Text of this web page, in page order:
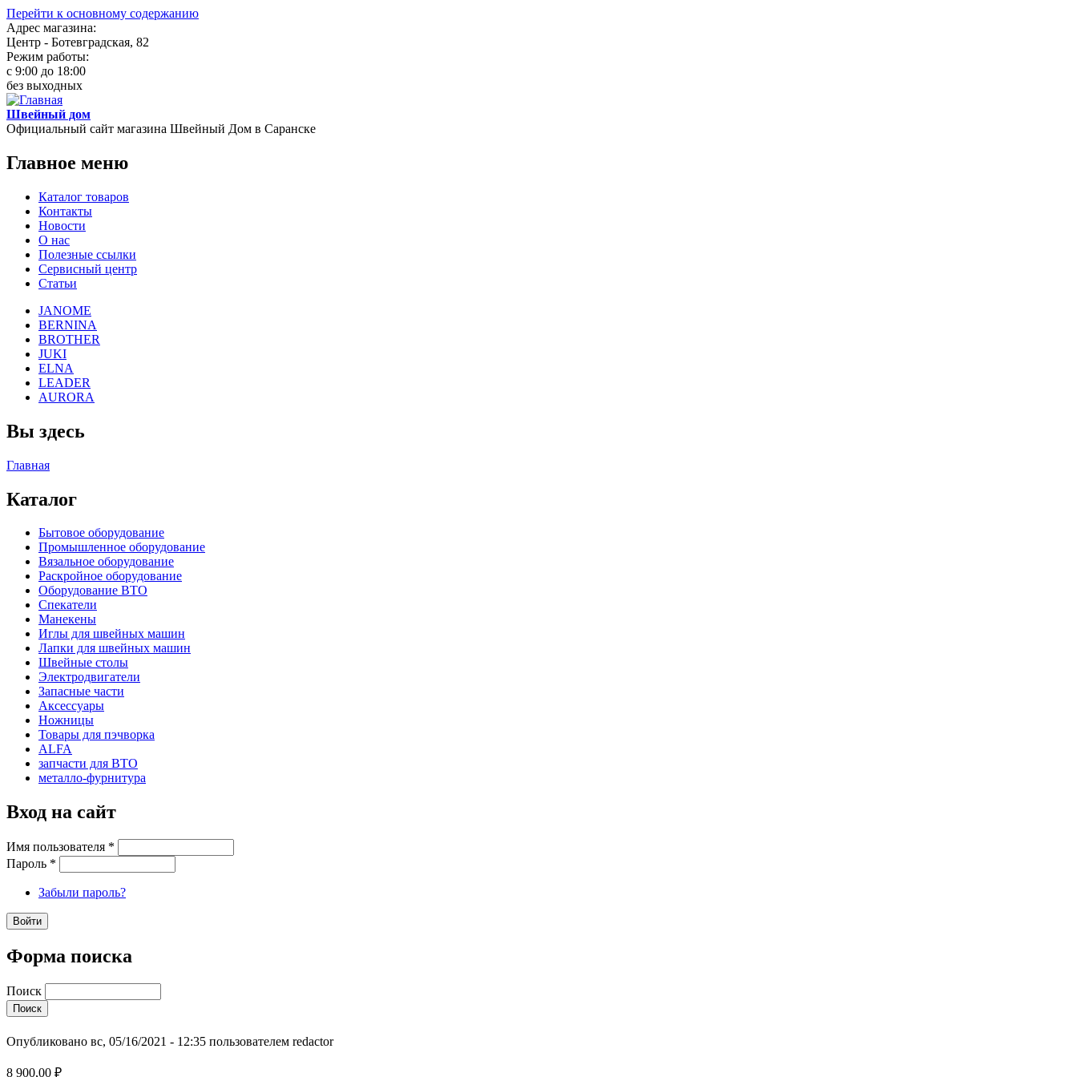
Перейти к основному содержанию
Адрес магазина:
Центр - Ботевградская, 82
Режим работы:
c 9:00 до 18:00
без выходных
Швейный дом
Официальный сайт магазина Швейный Дом в Саранске
Главное меню
Каталог товаров
Контакты
Новости
О нас
Полезные ссылки
Сервисный центр
Статьи
JANOME
BERNINA
BROTHER
JUKI
ELNA
LEADER
AURORA
Вы здесь
Главная
Каталог
Бытовое оборудование
Промышленное оборудование
Вязальное оборудование
Раскройное оборудование
Оборудование ВТО
Спекатели
Манекены
Иглы для швейных машин
Лапки для швейных машин
Швейные столы
Электродвигатели
Запасные части
Аксессуары
Ножницы
Товары для пэчворка
ALFA
запчасти для ВТО
металло-фурнитура
Вход на сайт
Имя пользователя *
Пароль *
Забыли пароль?
Форма поиска
Поиск
Опубликовано вс, 05/16/2021 - 12:35 пользователем redactor
8 900,00 ₽